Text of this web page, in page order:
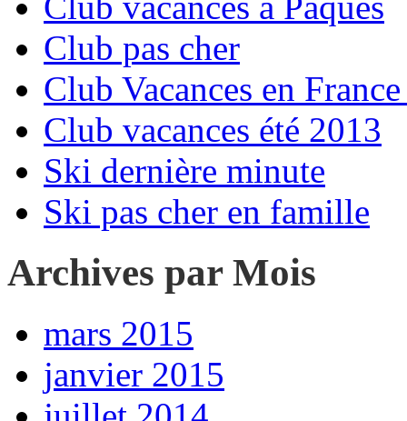
Club pas cher
Club Vacances en
Club vacances été 2013
Ski dernière minute
Ski pas cher en famille
Archives par Mois
mars 2015
janvier 2015